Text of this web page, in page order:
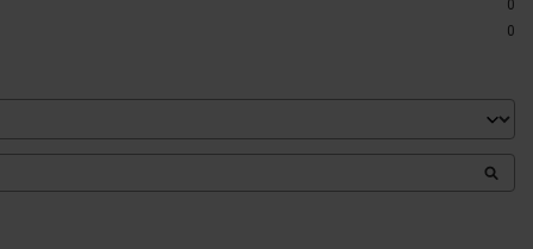
0
0